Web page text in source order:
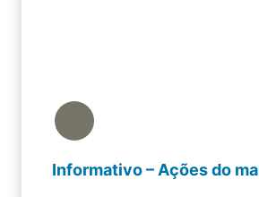
Informativo – Ações do